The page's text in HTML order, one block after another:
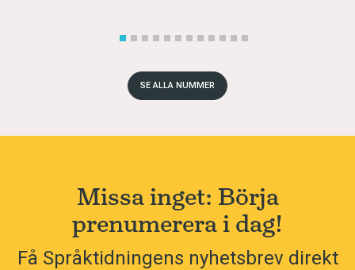
SE ALLA NUMMER
Missa inget: Börja
prenumerera i dag!
Få Språktidningens nyhetsbrev direkt